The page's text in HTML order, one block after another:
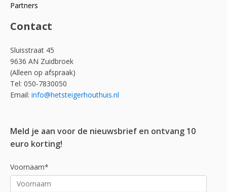
Partners
Contact
Sluisstraat 45
9636 AN Zuidbroek
(Alleen op afspraak)
Tel: 050-7830050
Email: info@hetsteigerhouthuis.nl
Meld je aan voor de nieuwsbrief en ontvang 10
euro korting!
Voornaam*